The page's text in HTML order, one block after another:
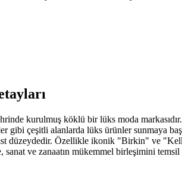
kurulmuş köklü bir lüks moda
gibi çeşitli alanlarda lüks ürünler sunmaya
düzeydedir. Özellikle ikonik "Birkin" ve
ve zanaatın mükemmel birleşimini